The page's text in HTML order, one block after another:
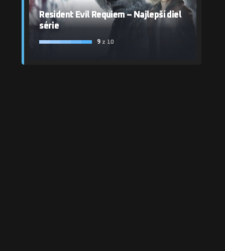
Resident Evil Requiem – Najlepší diel
série
9 z 10